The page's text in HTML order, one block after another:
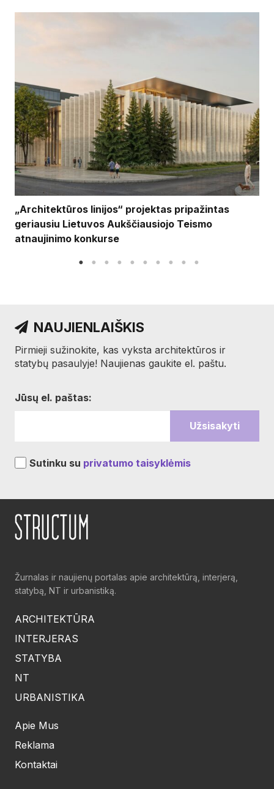
„Architektūros linijos“ projektas pripažintas
geriausiu Lietuvos Aukščiausiojo Teismo
atnaujinimo konkurse
NAUJIENLAIŠKIS
Pirmieji sužinokite, kas vyksta architektūros ir
statybų pasaulyje! Naujienas gaukite el. paštu.
Jūsų el. paštas:
Sutinku su privatumo taisyklėmis
Žurnalas ir naujienų portalas apie architektūrą, interjerą,
statybą, NT ir urbanistiką.
ARCHITEKTŪRA
INTERJERAS
STATYBA
NT
URBANISTIKA
Apie Mus
Reklama
Kontaktai